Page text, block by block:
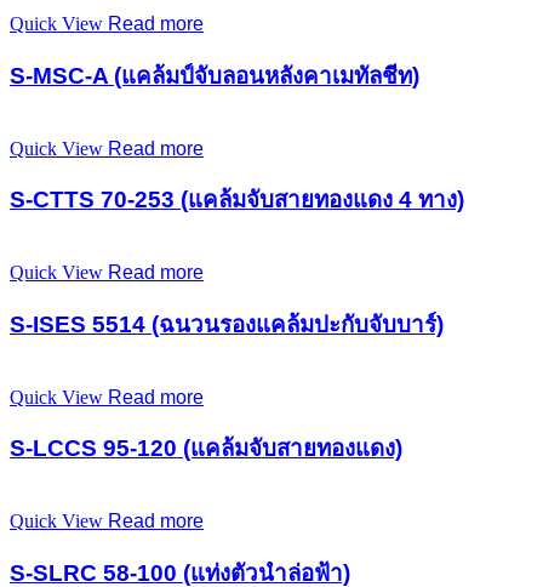
Quick View Read more
S-MSC-A (แคล้มป์จับลอนหลังคาเมทัลชีท)
Quick View Read more
S-CTTS 70-253 (แคล้มจับสายทองแดง 4 ทาง)
Quick View Read more
S-ISES 5514 (ฉนวนรองแคล้มปะกับจับบาร์)
Quick View Read more
S-LCCS 95-120 (แคล้มจับสายทองแดง)
Quick View Read more
S-SLRC 58-100 (แท่งตัวนำล่อฟ้า)